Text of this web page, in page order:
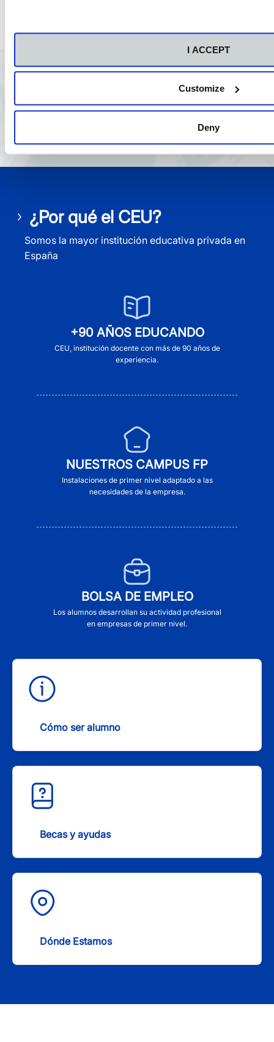
I ACCEPT
Customize
Deny
¿Por qué el CEU?
Somos la mayor institución educativa privada en
España
+90 AÑOS EDUCANDO
CEU, institución docente con más de 90 años de
experiencia.
NUESTROS CAMPUS FP
Instalaciones de primer nivel adaptado a las
necesidades de la empresa.
BOLSA DE EMPLEO
Los alumnos desarrollan su actividad profesional
en empresas de primer nivel.
Cómo ser alumno
Becas y ayudas
Dónde Estamos